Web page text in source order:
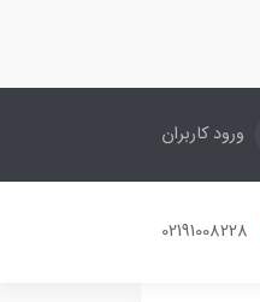
ورود کاربران